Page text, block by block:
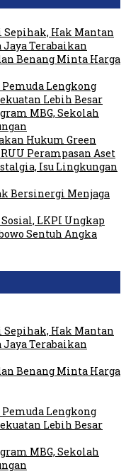
Sepihak, Hak Mantan
Terabaikan
Benang Minta Harga
Pemuda Lengkong
Lebih Besar
MBG, Sekolah
Hukum Green
Perampasan Aset
Isu Lingkungan
Bersinergi Menjaga
LKPI Ungkap
Sentuh Angka
Sepihak, Hak Mantan
Terabaikan
Benang Minta Harga
Pemuda Lengkong
Lebih Besar
MBG, Sekolah